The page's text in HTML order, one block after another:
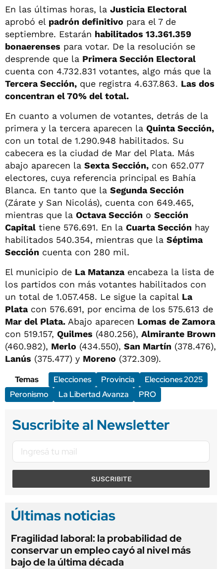
En las últimas horas, la Justicia Electoral
aprobó el padrón definitivo para el 7 de
septiembre. Estarán habilitados 13.361.359
bonaerenses para votar. De la resolución se
desprende que la Primera Sección Electoral
cuenta con 4.732.831 votantes, algo más que la
Tercera Sección, que registra 4.637.863. Las dos
concentran el 70% del total.
En cuanto a volumen de votantes, detrás de la
primera y la tercera aparecen la Quinta Sección,
con un total de 1.290.948 habilitados. Su
cabecera es la ciudad de Mar del Plata. Más
abajo aparecen la Sexta Sección, con 652.077
electores, cuya referencia principal es Bahía
Blanca. En tanto que la Segunda Sección
(Zárate y San Nicolás), cuenta con 649.465,
mientras que la Octava Sección o Sección
Capital tiene 576.691. En la Cuarta Sección hay
habilitados 540.354, mientras que la Séptima
Sección cuenta con 280 mil.
El municipio de La Matanzaencabeza la lista de
los partidos con más votantes habilitados con
un total de 1.057.458. Le sigue la capital La
Platacon 576.691, por encima de los 575.613 de
Mar del Plata. Abajo aparecen Lomas de Zamora
con 519.157, Quilmes (480.256), Almirante Brown
(460.982), Merlo (434.550), San Martín (378.476),
Lanús (375.477) y Moreno (372.309).
Temas
Elecciones Provincia
Elecciones 2025
Peronismo
La Libertad Avanza PRO
Suscribite al Newsletter
SUSCRIBITE
Últimas noticias
Fragilidad laboral: la probabilidad de
conservar un empleo cayó al nivel más
bajo de la última década